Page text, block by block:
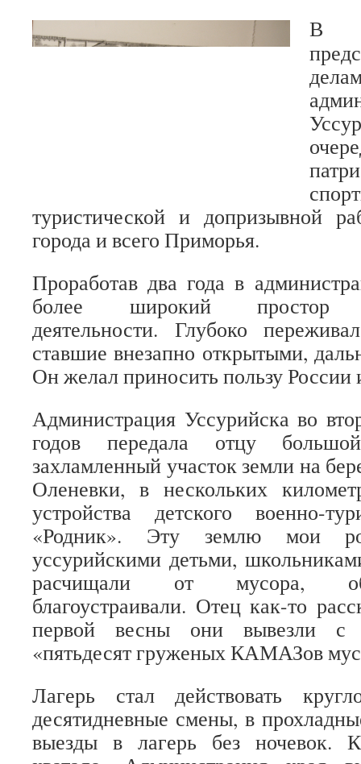
В
туристической и допризывной
города и всего Приморья.
Проработав два года в
более широкий простор
деятельности. Глубоко
ставшие внезапно открытыми,
Он желал приносить пользу России
Администрация Уссурийска во
годов передала отцу
захламленный участок земли на
Оленевки, в нескольких
устройства детского военно-
«Родник». Эту землю мои
уссурийскими детьми,
расчищали от мусора,
благоустраивали. Отец как-то
первой весны они вывезли с
«пятьдесят груженых КАМАЗов
Лагерь стал действовать
десятидневные смены, в
выезды в лагерь без ночевок.